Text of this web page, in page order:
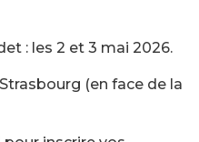
: les 2 et 3 mai 2026.
(en face de la